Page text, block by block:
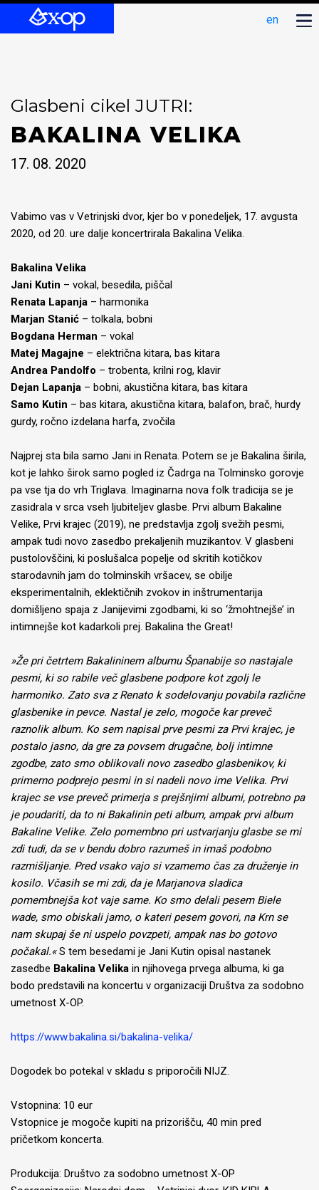
en
Glasbeni cikel JUTRI:
BAKALINA VELIKA
17. 08. 2020
Vabimo vas v Vetrinjski dvor, kjer bo v ponedeljek, 17. avgusta
2020, od 20. ure dalje koncertrirala Bakalina Velika.
Bakalina Velika
Jani Kutin – vokal, besedila, piščal
Renata Lapanja – harmonika
Marjan Stanić – tolkala, bobni
Bogdana Herman – vokal
Matej Magajne – električna kitara, bas kitara
Andrea Pandolfo – trobenta, krilni rog, klavir
Dejan Lapanja – bobni, akustična kitara, bas kitara
Samo Kutin – bas kitara, akustična kitara, balafon, brač, hurdy
gurdy, ročno izdelana harfa, zvočila
Najprej sta bila samo Jani in Renata. Potem se je Bakalina širila,
kot je lahko širok samo pogled iz Čadrga na Tolminsko gorovje
pa vse tja do vrh Triglava. Imaginarna nova folk tradicija se je
zasidrala v srca vseh ljubiteljev glasbe. Prvi album Bakaline
Velike, Prvi krajec (2019), ne predstavlja zgolj svežih pesmi,
ampak tudi novo zasedbo prekaljenih muzikantov. V glasbeni
pustolovščini, ki poslušalca popelje od skritih kotičkov
starodavnih jam do tolminskih vršacev, se obilje
eksperimentalnih, eklektičnih zvokov in inštrumentarija
domišljeno spaja z Janijevimi zgodbami, ki so ‘žmohtnejše’ in
intimnejše kot kadarkoli prej. Bakalina the Great!
»Že pri četrtem Bakalininem albumu Španabije so nastajale
pesmi, ki so rabile več glasbene podpore kot zgolj le
harmoniko. Zato sva z Renato k sodelovanju povabila različne
glasbenike in pevce. Nastal je zelo, mogoče kar preveč
raznolik album. Ko sem napisal prve pesmi za Prvi krajec, je
postalo jasno, da gre za povsem drugačne, bolj intimne
zgodbe, zato smo oblikovali novo zasedbo glasbenikov, ki
primerno podprejo pesmi in si nadeli novo ime Velika. Prvi
krajec se vse preveč primerja s prejšnjimi albumi, potrebno pa
je poudariti, da to ni Bakalinin peti album, ampak prvi album
Bakaline Velike. Zelo pomembno pri ustvarjanju glasbe se mi
zdi tudi, da se v bendu dobro razumeš in imaš podobno
razmišljanje. Pred vsako vajo si vzamemo čas za druženje in
kosilo. Včasih se mi zdi, da je Marjanova sladica
pomembnejša kot vaje same. Ko smo delali pesem Biele
wade, smo obiskali jamo, o kateri pesem govori, na Krn se
nam skupaj še ni uspelo povzpeti, ampak nas bo gotovo
počakal.«S tem besedami je Jani Kutin opisal nastanek
zasedbe Bakalina Velika in njihovega prvega albuma, ki ga
bodo predstavili na koncertu v organizaciji Društva za sodobno
umetnost X-OP.
https://www.bakalina.si/bakalina-velika/
Dogodek bo potekal v skladu s priporočili NIJZ.
Vstopnina: 10 eur
Vstopnice je mogoče kupiti na prizorišču, 40 min pred
pričetkom koncerta.
Produkcija: Društvo za sodobno umetnost X-OP